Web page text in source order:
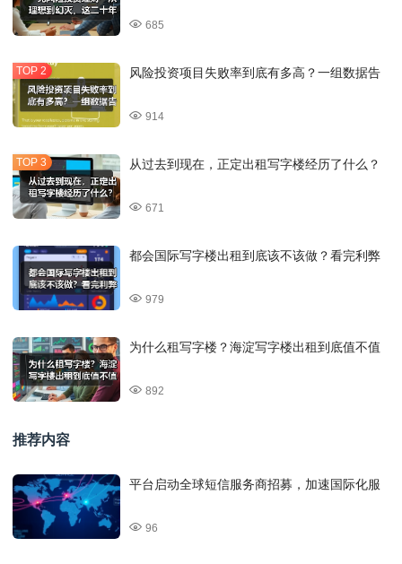
685
风险投资项目失败率到底有多高？一组数据告
914
从过去到现在，正定出租写字楼经历了什么？
671
都会国际写字楼出租到底该不该做？看完利弊
979
为什么租写字楼？海淀写字楼出租到底值不值
892
推荐内容
平台启动全球短信服务商招募，加速国际化服
96